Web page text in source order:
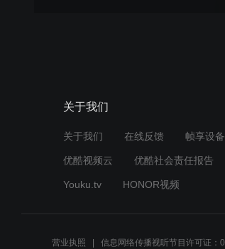
关于我们
关于我们 在线反馈 帧享设
优酷视频云 优酷社会责任报告
Youku.tv HONOR视频
营业执照 信息网络传播视听节目许可证：